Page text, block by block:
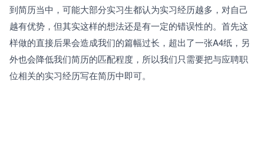
到简历当中，可能大部分实习生都认为实习经历越多，对自己
越有优势，但其实这样的想法还是有一定的错误性的。首先这
样做的直接后果会造成我们的篇幅过长，超出了一张A4纸，另
外也会降低我们简历的匹配程度，所以我们只需要把与应聘职
位相关的实习经历写在简历中即可。